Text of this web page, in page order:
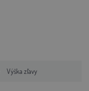
Výška zľavy